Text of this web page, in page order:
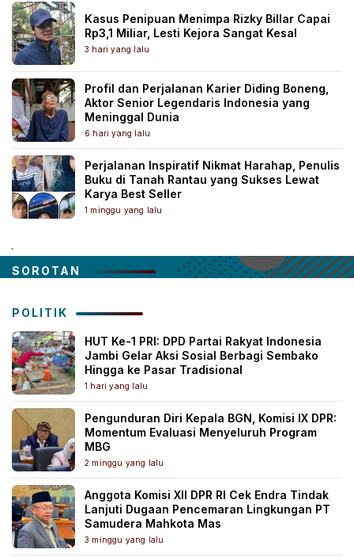
Kasus Penipuan Menimpa Rizky Billar Capai
Rp3,1 Miliar, Lesti Kejora Sangat Kesal
3 hari yang lalu
Profil dan Perjalanan Karier Diding Boneng,
Aktor Senior Legendaris Indonesia yang
Meninggal Dunia
6 hari yang lalu
Perjalanan Inspiratif Nikmat Harahap, Penulis
Buku di Tanah Rantau yang Sukses Lewat
Karya Best Seller
1 minggu yang lalu
.
SOROTAN
POLITIK
HUT Ke-1 PRI: DPD Partai Rakyat Indonesia
Jambi Gelar Aksi Sosial Berbagi Sembako
Hingga ke Pasar Tradisional
1 hari yang lalu
Pengunduran Diri Kepala BGN, Komisi IX DPR:
Momentum Evaluasi Menyeluruh Program
MBG
2 minggu yang lalu
Anggota Komisi XII DPR RI Cek Endra Tindak
Lanjuti Dugaan Pencemaran Lingkungan PT
Samudera Mahkota Mas
3 minggu yang lalu